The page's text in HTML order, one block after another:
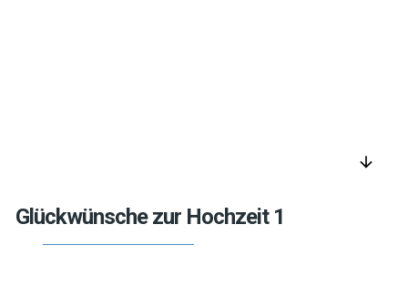
arrow_downward
Glückwünsche zur Hochzeit 1